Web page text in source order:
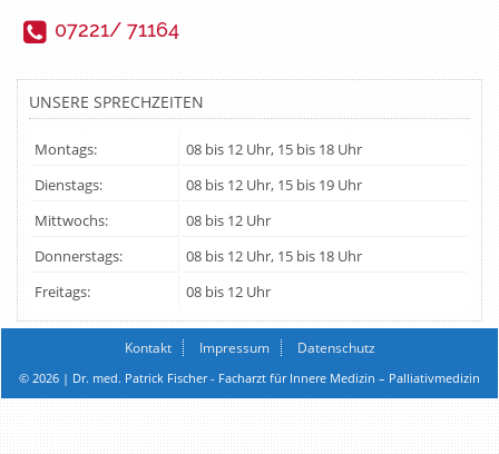
07221/ 71164
UNSERE SPRECHZEITEN
Montags:
08 bis 12 Uhr, 15 bis 18 Uhr
Dienstags:
08 bis 12 Uhr, 15 bis 19 Uhr
Mittwochs:
08 bis 12 Uhr
Donnerstags:
08 bis 12 Uhr, 15 bis 18 Uhr
Freitags:
08 bis 12 Uhr
Kontakt Impressum
Datenschutz
© 2026 | Dr. med. Patrick Fischer - Facharzt für Innere Medizin – Palliativmedizin